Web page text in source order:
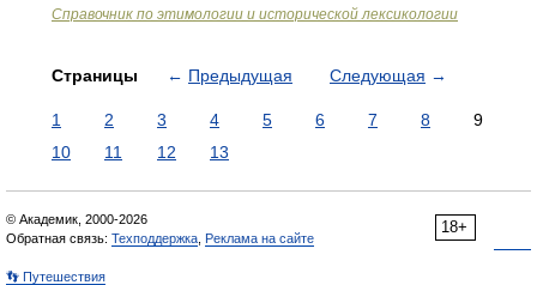
Справочник по этимологии и исторической лексикологии
Страницы ← Предыдущая Следующая →
1 2 3 4 5 6 7 8
9
10
11 12 13
18+
© Академик, 2000-2026
Обратная связь: Техподдержка Реклама на сайте
👣 Путешествия